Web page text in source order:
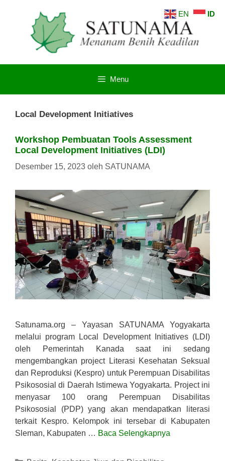
Menu
Local Development Initiatives
Workshop Pembuatan Tools Assessment
Local Development Initiatives (LDI)
Desember 15, 2023 oleh SATUNAMA
Satunama.org – Yayasan SATUNAMA Yogyakarta
melalui program Local Development Initiatives (LDI)
oleh Pemerintah Kanada saat ini sedang
mengembangkan project Literasi Kesehatan Seksual
dan Reproduksi (Kespro) untuk Perempuan Disabilitas
Psikososial di Daerah Istimewa Yogyakarta. Project ini
menyasar 100 orang Perempuan Disabilitas
Psikososial (PDP) yang akan mendapatkan literasi
terkait Kespro. Kelompok ini tersebar di Kabupaten
Sleman, Kabupaten … Baca Selengkapnya
EN ID